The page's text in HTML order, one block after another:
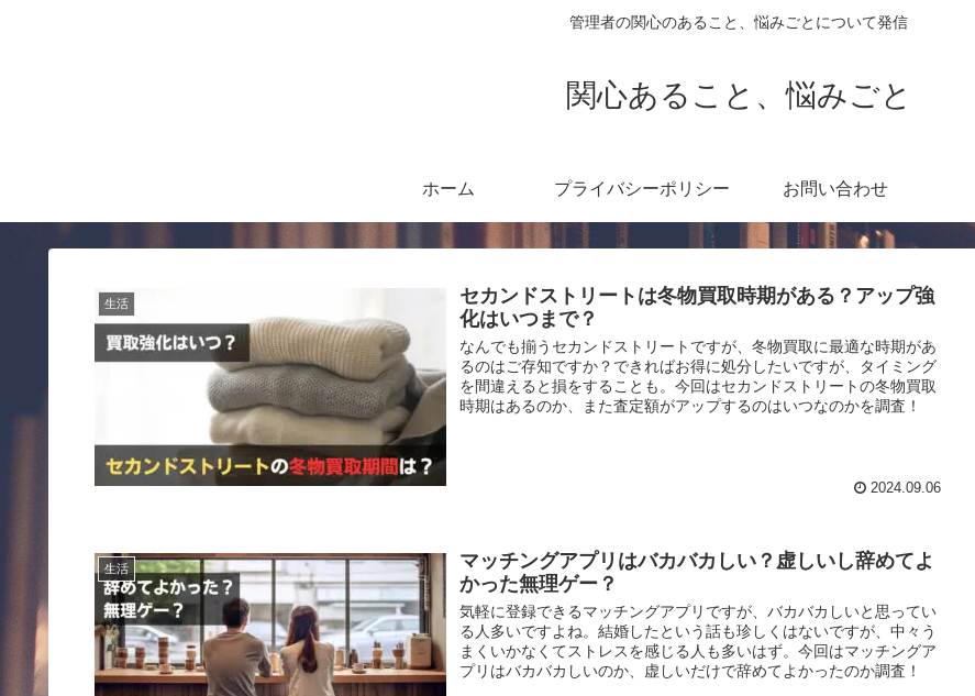
管理者の関心のあること、悩みごとについて発信
関心あること、悩みごと
ホーム プライバシーポリシー お問い合わせ
生活
セカンドストリートは冬物買取時期がある？アップ強
化はいつまで？
なんでも揃うセカンドストリートですが、冬物買取に最適な時期があ
るのはご存知ですか？できればお得に処分したいですが、タイミング
を間違えると損をすることも。今回はセカンドストリートの冬物買取
時期はあるのか、また査定額がアップするのはいつなのかを調査！
2024.09.06
生活
マッチングアプリはバカバカしい？虚しいし辞めてよ
かった無理ゲー？
気軽に登録できるマッチングアプリですが、バカバカしいと思ってい
る人多いですよね。結婚したという話も珍しくはないですが、中々う
まくいかなくてストレスを感じる人も多いはず。今回はマッチングア
プリはバカバカしいのか、虚しいだけで辞めてよかったのか調査！